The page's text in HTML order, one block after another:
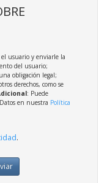
usuario y enviarle la
del usuario;
obligación legal;
derechos, como se
: Puede
en nuestra Política
.